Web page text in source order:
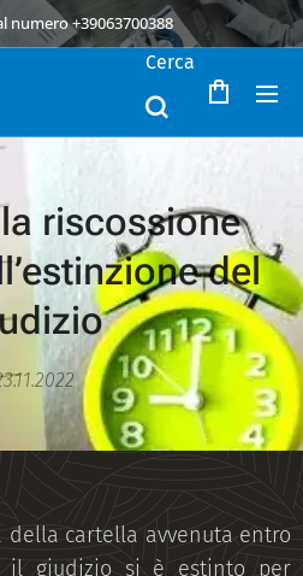
numero +39063700388
Cerca
riscossione
del
della cartella avvenuta entro
il giudizio si è estinto per